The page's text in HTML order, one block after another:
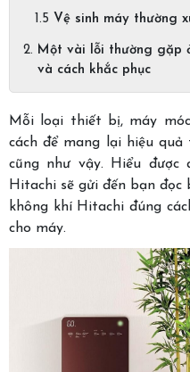
Vệ sinh máy thường
Một vài lỗi thường gặp
và cách khắc phục
Mỗi loại thiết bị, máy
cách để mang lại hiệu
cũng như vậy. Hiểu được
Hitachi sẽ gửi đến bạn đọc
không khí Hitachi đúng
cho máy.